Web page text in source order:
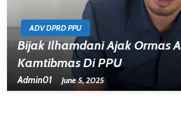
ADV DPRD PPU
Bijak Ilhamdani Ajak Ormas
Kamtibmas Di PPU
Admin01 June 5, 2025